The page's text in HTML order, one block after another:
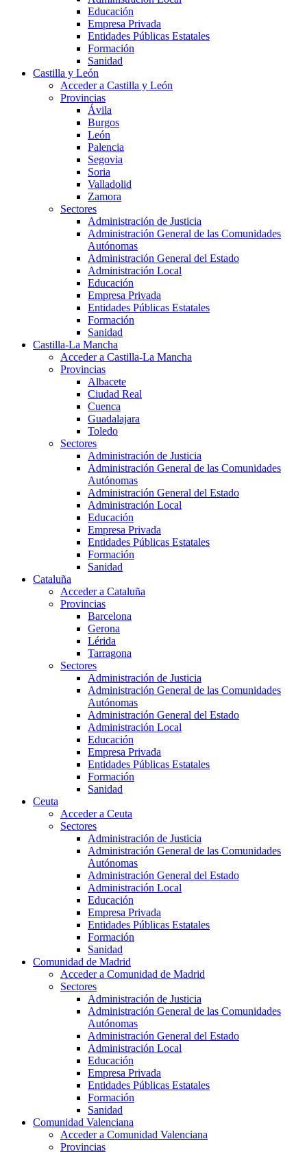
Educación
Empresa Privada
Entidades Públicas Estatales
Formación
Sanidad
Castilla y León
Acceder a Castilla y León
Provincias
Ávila
Burgos
León
Palencia
Segovia
Soria
Valladolid
Zamora
Sectores
Administración de Justicia
Administración General de las Comunidades
Autónomas
Administración General del Estado
Administración Local
Educación
Empresa Privada
Entidades Públicas Estatales
Formación
Sanidad
Castilla-La Mancha
Acceder a Castilla-La Mancha
Provincias
Albacete
Ciudad Real
Cuenca
Guadalajara
Toledo
Sectores
Administración de Justicia
Administración General de las Comunidades
Autónomas
Administración General del Estado
Administración Local
Educación
Empresa Privada
Entidades Públicas Estatales
Formación
Sanidad
Cataluña
Acceder a Cataluña
Provincias
Barcelona
Gerona
Lérida
Tarragona
Sectores
Administración de Justicia
Administración General de las Comunidades
Autónomas
Administración General del Estado
Administración Local
Educación
Empresa Privada
Entidades Públicas Estatales
Formación
Sanidad
Ceuta
Acceder a Ceuta
Sectores
Administración de Justicia
Administración General de las Comunidades
Autónomas
Administración General del Estado
Administración Local
Educación
Empresa Privada
Entidades Públicas Estatales
Formación
Sanidad
Comunidad de Madrid
Acceder a Comunidad de Madrid
Sectores
Administración de Justicia
Administración General de las Comunidades
Autónomas
Administración General del Estado
Administración Local
Educación
Empresa Privada
Entidades Públicas Estatales
Formación
Sanidad
Comunidad Valenciana
Acceder a Comunidad Valenciana
Provincias